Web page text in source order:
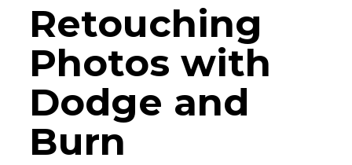
Retouching
Photos with
Dodge and
Burn